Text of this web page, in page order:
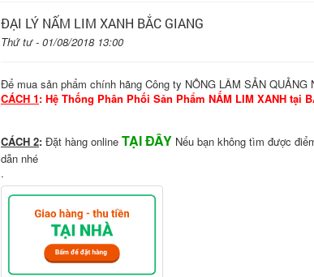
ĐẠI LÝ NẤM LIM XANH BẮC GIANG
Thứ tư - 01/08/2018 13:00
Để mua sản phẩm chính hãng Công ty NÔNG LÂM SẢN QUẢNG
CÁCH 1: Hệ Thống Phân Phối Sản Phẩm NẤM LIM XANH tại
CÁCH 2: Đặt hàng online TẠI ĐÂY Nếu bạn không tìm được
dẫn nhé
.